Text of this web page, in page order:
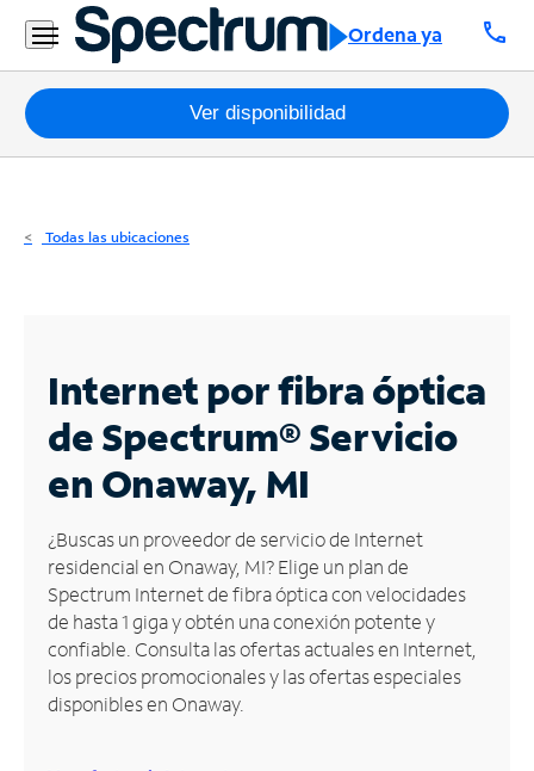
Ordena ya call
Residencial
Business
Paquetes
Internet
Business
Contáctanos
Inglés
Administrar
cuenta
Encuentra
una
tienda
Ver disponibilidad
Todas las ubicaciones
Internet por fibra óptica
de Spectrum®Servicio
en Onaway, MI
¿Buscas un proveedor de servicio de Internet
residencial en Onaway, MI? Elige un plan de
Spectrum Internet de fibra óptica con velocidades
de hasta 1 giga y obtén una conexión potente y
confiable. Consulta las ofertas actuales en Internet,
los precios promocionales y las ofertas especiales
disponibles en Onaway.